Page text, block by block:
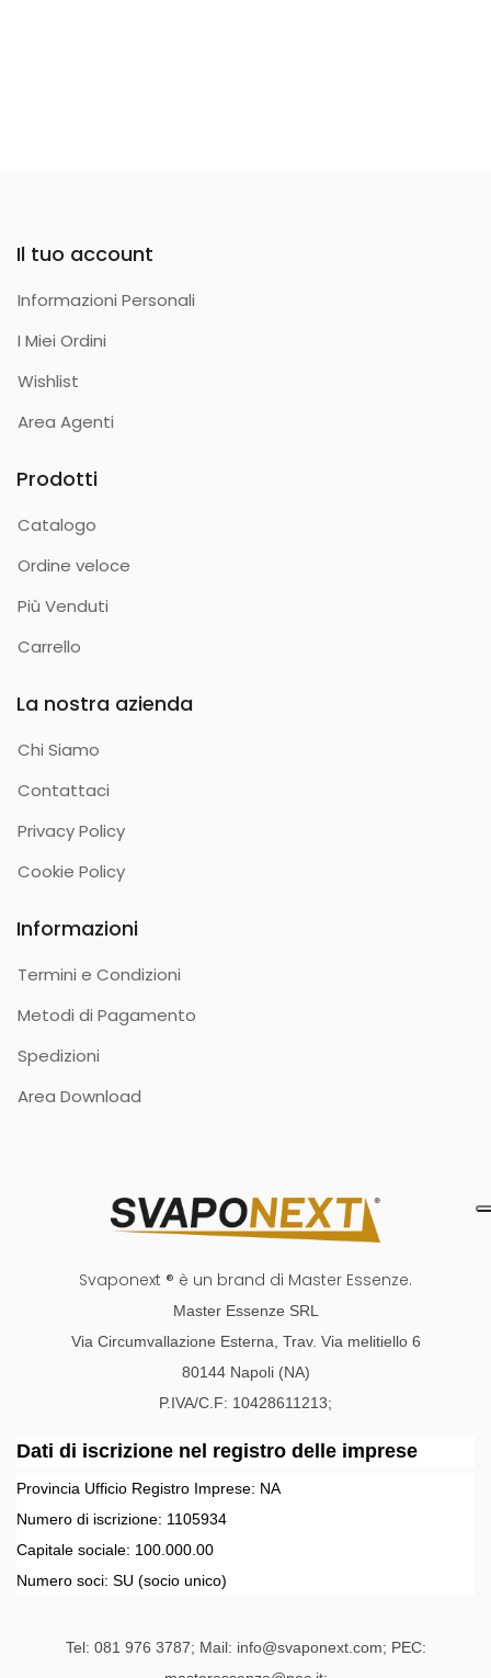
Il tuo account
Informazioni Personali
I Miei Ordini
Wishlist
Area Agenti
Prodotti
Catalogo
Ordine veloce
Più Venduti
Carrello
La nostra azienda
Chi Siamo
Contattaci
Privacy Policy
Cookie Policy
Informazioni
Termini e Condizioni
Metodi di Pagamento
Spedizioni
Area Download
Svaponext ® è un brand di Master Essenze.
Master Essenze SRL
Via Circumvallazione Esterna, Trav. Via melitiello 6
80144 Napoli (NA)
P.IVA/C.F: 10428611213;
Dati di iscrizione nel registro delle imprese
Provincia Ufficio Registro Imprese: NA
Numero di iscrizione: 1105934
Capitale sociale: 100.000.00
Numero soci: SU (socio unico)
Tel: 081 976 3787; Mail: info@svaponext.com; PEC: